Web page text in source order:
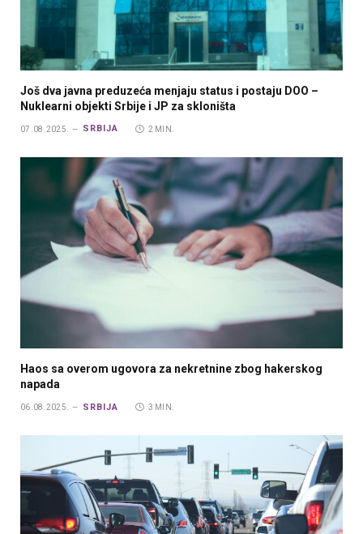
Još dva javna preduzeća menjaju status i postaju DOO –
Nuklearni objekti Srbije i JP za skloništa
07.08.2025. SRBIJA 2 MIN.
Haos sa overom ugovora za nekretnine zbog hakerskog
napada
06.08.2025. SRBIJA 3 MIN.